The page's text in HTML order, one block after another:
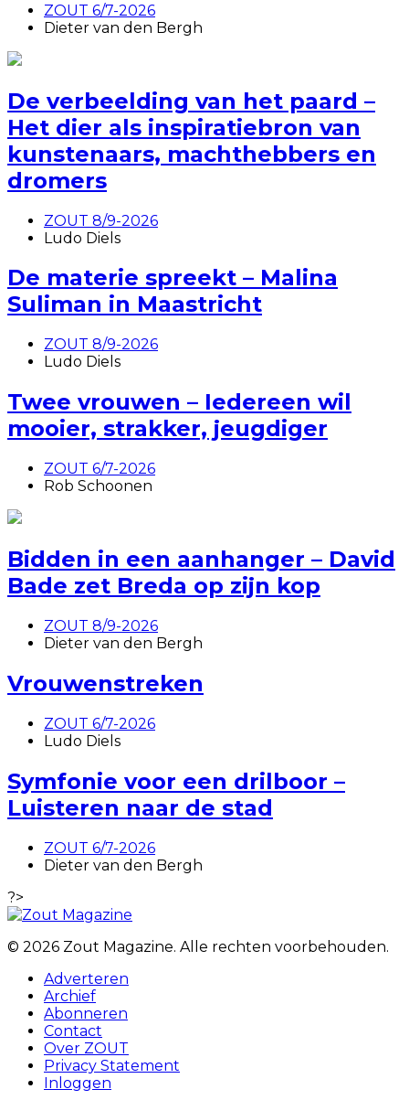
ZOUT 6/7-2026
Dieter van den Bergh
De verbeelding van het paard –
Het dier als inspiratiebron van
kunstenaars, machthebbers en
dromers
ZOUT 8/9-2026
Ludo Diels
De materie spreekt – Malina
Suliman in Maastricht
ZOUT 8/9-2026
Ludo Diels
Twee vrouwen – Iedereen wil
mooier, strakker, jeugdiger
ZOUT 6/7-2026
Rob Schoonen
Bidden in een aanhanger – David
Bade zet Breda op zijn kop
ZOUT 8/9-2026
Dieter van den Bergh
Vrouwenstreken
ZOUT 6/7-2026
Ludo Diels
Symfonie voor een drilboor –
Luisteren naar de stad
ZOUT 6/7-2026
Dieter van den Bergh
?>
© 2026 Zout Magazine. Alle rechten voorbehouden.
Adverteren
Archief
Abonneren
Contact
Over ZOUT
Privacy Statement
Inloggen